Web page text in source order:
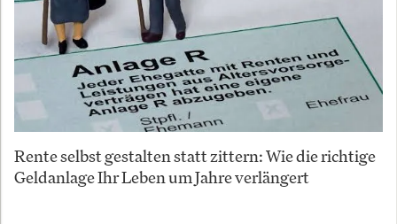
Rente selbst gestalten statt zittern: Wie die richtige
Geldanlage Ihr Leben um Jahre verlängert